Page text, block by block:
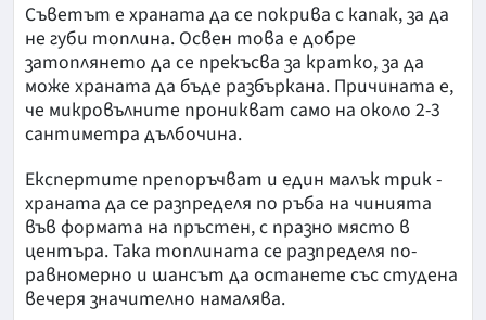
Съветът е храната да се покрива с капак, за да
не губи топлина. Освен това е добре
затоплянето да се прекъсва за кратко, за да
може храната да бъде разбъркана. Причината е,
че микровълните проникват само на около 2-3
сантиметра дълбочина.
Експертите препоръчват и един малък трик -
храната да се разпределя по ръба на чинията
във формата на пръстен, с празно място в
центъра. Така топлината се разпределя по-
равномерно и шансът да останете със студена
вечеря значително намалява.